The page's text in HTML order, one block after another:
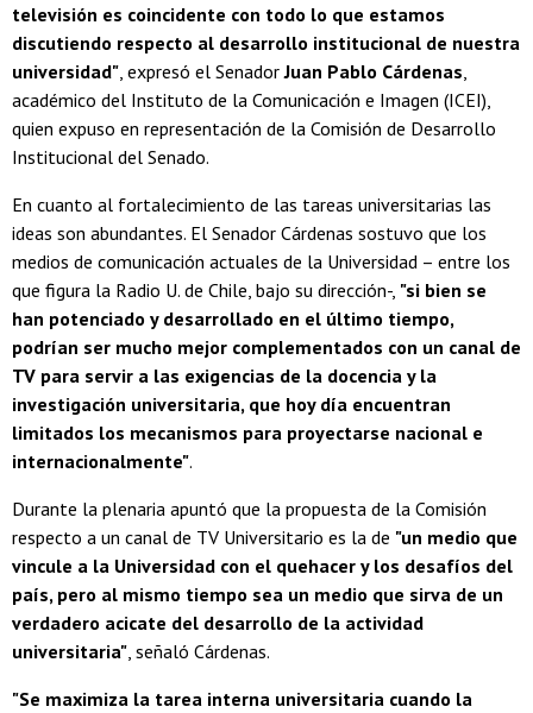
televisión es coincidente con todo lo que estamos
discutiendo respecto al desarrollo institucional de nuestra
universidad" , expresó el SenadorJuan Pablo Cárdenas
académico del Instituto de la Comunicación e Imagen (ICEI),
quien expuso en representación de la Comisión de Desarrollo
Institucional del Senado.
En cuanto al fortalecimiento de las tareas universitarias las
ideas son abundantes. El Senador Cárdenas sostuvo que los
medios de comunicación actuales de la Universidad – entre los
que figura la Radio U. de Chile, bajo su dirección-, "si bien se
han potenciado y desarrollado en el último tiempo,
podrían ser mucho mejor complementados con un canal de
TV para servir a las exigencias de la docencia y la
investigación universitaria, que hoy día encuentran
limitados los mecanismos para proyectarse nacional e
internacionalmente".
Durante la plenaria apuntó que la propuesta de la Comisión
respecto a un canal de TV Universitario es la de "un medio que
vincule a la Universidad con el quehacer y los desafíos del
país, pero al mismo tiempo sea un medio que sirva de un
verdadero acicate del desarrollo de la actividad
universitaria" , señaló Cárdenas.
"Se maximiza la tarea interna universitaria cuando la